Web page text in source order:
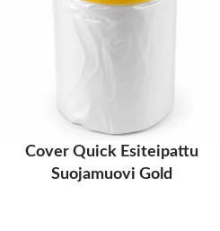
Cover Quick Esiteipattu
Suojamuovi Gold